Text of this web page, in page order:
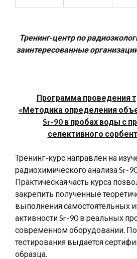
Тренинг-центр по
заинтересованные
Программа проведения
«Методика определения
Sr-90 в пробах воды с
селективного
Тренинг-курс направлен на
радиохимического анализа Sr-
Практическая часть курса
закрепить полученные
выполнения самостоятельных
активности Sr-90 в реальных
современном оборудовании. По
тестирования выдается
образца.